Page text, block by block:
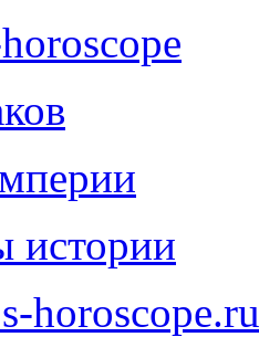
истории
horoscope.ru